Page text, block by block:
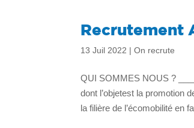
Recrutement
13 Juil 2022 |On recrute
QUI SOMMES NOUS ?
dont l’objetest la promotion
la filière de l’écomobilité en